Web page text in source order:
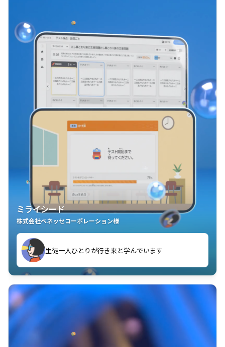
ミライシード
株式会社ベネッセコーポレーション様
生徒一人ひとりが行き来と学んでいます
教室中の児童生徒が「問題が解けてうれしい」「解く
ことが楽しい」を実感しています